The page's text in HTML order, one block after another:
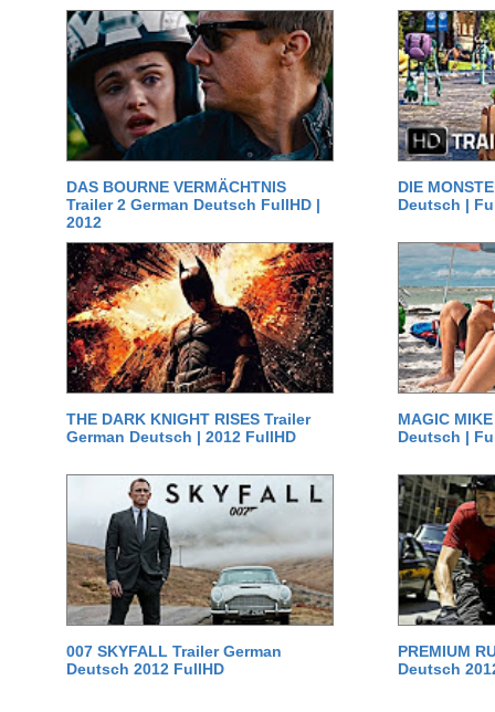
DAS BOURNE VERMÄCHTNIS
Trailer 2 German Deutsch FullHD |
2012
DIE
Deutsch |
THE DARK KNIGHT RISES Trailer
German Deutsch | 2012 FullHD
MAGIC
Deutsch |
007 SKYFALL Trailer German
Deutsch 2012 FullHD
PREMIUM
Deutsch